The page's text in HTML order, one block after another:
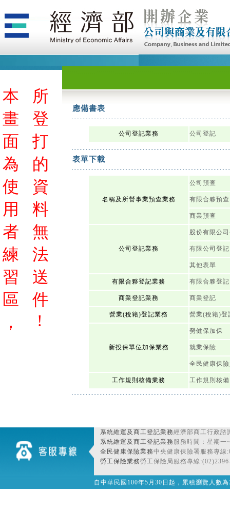
本
畫
面
為
使
用
者
練
習
區
，
所
登
打
的
資
料
無
法
送
件
!
應備書表
公司登記業務 公司登記
表單下載
名稱及所營事業預查業務
公司預查
有限合夥預查
商業預查
公司登記業務
股份有限公
有限公司登記
其他表單
有限合夥登記業務 有限合夥登記
商業登記業務 商業登記
營業(稅籍)登記業務 營業(稅籍)登
新投保單位加保業務
勞健保加保
就業保險
全民健康保
工作規則核備業務 工作規則核備
系統維運及商工登記業務經濟部商工行
系統維運及商工登記業務 服務時間：星期一
全民健康保險業務中央健康保險署服務專線
勞工保險業務勞工保險局服務專線
自中華民國100年5月30日起，累積瀏覽人數